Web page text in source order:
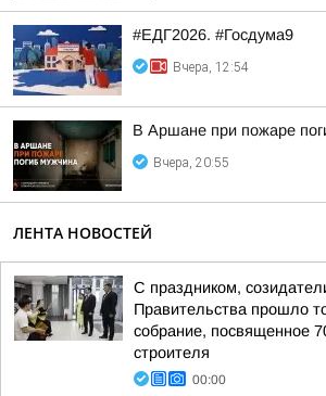
#ЕДГ2026. #Госдума9
Вчера, 12:54
В Аршане при пожаре
Вчера, 20:55
ЛЕНТА НОВОСТЕЙ
С праздником,
Правительства прошло
собрание, посвященное
строителя
00:00